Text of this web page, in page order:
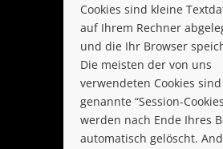
Cookies sind kleine
auf Ihrem Rechner
und die Ihr Browser
Die meisten der von uns
verwendeten Cookies
genannte “Session-
werden nach Ende Ihres
automatisch gelöscht.